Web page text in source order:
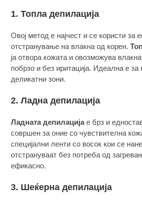
1. Топла депилација
Овој метод е најчест и се користи за
отстранување на влакна од корен.
ја отвора кожата и овозможува
побрзо и без иритација. Идеална е за
деликатни зони.
2. Ладна депилација
Ладната депилацијае брз и
совршен за оние со чувствителна
специјални ленти со восок кои се
отстрануваат без потреба од
ефикасно.
3. Шеќерна депилација